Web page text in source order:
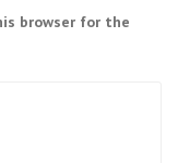
browser for the